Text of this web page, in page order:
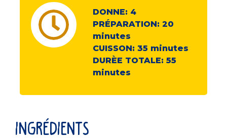
DONNE: 4
PRÉPARATION:20
minutes
CUISSON:35 minutes
DURÈE TOTALE:55
minutes
ingrédients